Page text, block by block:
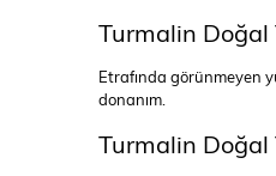
Turmalin Doğal
Etrafında görünmeyen
donanım.
Turmalin Doğal